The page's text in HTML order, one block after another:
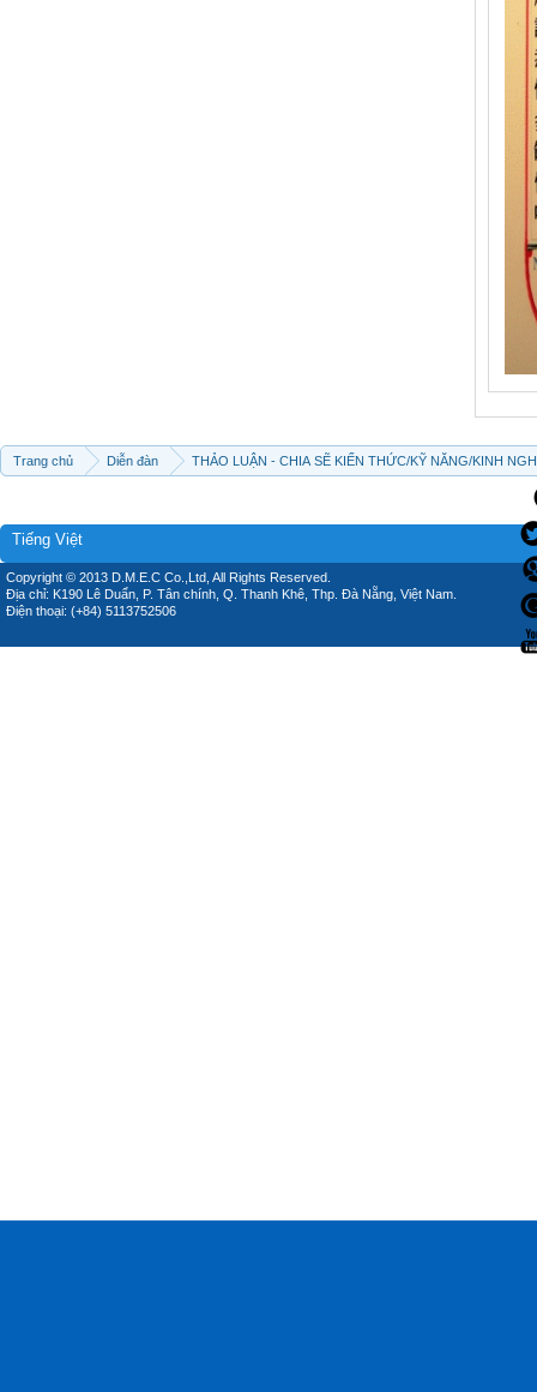
Trang chủ Diễn đàn THẢO LUẬN - CHIA SẼ KIẾN THỨC/KỸ NĂNG/KINH
Tiếng Việt
Copyright © 2013 D.M.E.C Co.,Ltd, All Rights Reserved.
Địa chỉ: K190 Lê Duẩn, P. Tân chính, Q. Thanh Khê, Thp. Đà Nẵng, Việt Nam.
Điện thoại: (+84) 5113752506